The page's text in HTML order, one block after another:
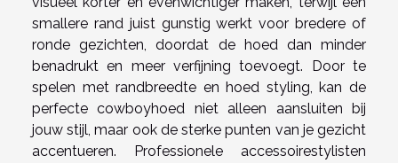
smallere rand juist gunstig werkt voor bredere of
ronde gezichten, doordat de hoed dan minder
benadrukt en meer verfijning toevoegt. Door te
spelen met randbreedte en hoed styling, kan de
perfecte cowboyhoed niet alleen aansluiten bij
jouw stijl, maar ook de sterke punten van je gezicht
accentueren. Professionele accessoirestylisten